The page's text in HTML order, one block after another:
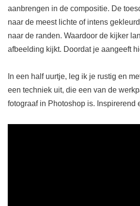
aanbrengen in de compositie. De
naar de meest lichte of intens
naar de randen. Waardoor de kijker
afbeelding kijkt. Doordat je aangeeft
In een half uurtje, leg ik je rustig en
een techniek uit, die een van de
fotograaf in Photoshop is. Inspirerend